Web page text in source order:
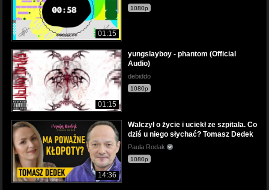
01:15
1080p
01:15
yungslayboy - phantom (Official
Audio)
debiddo
1080p
14:36
Walczył o życie i uciekł ze szpitala. Co
dziś u niego słychać? Tomasz Dedek
Paula Rodak
1080p